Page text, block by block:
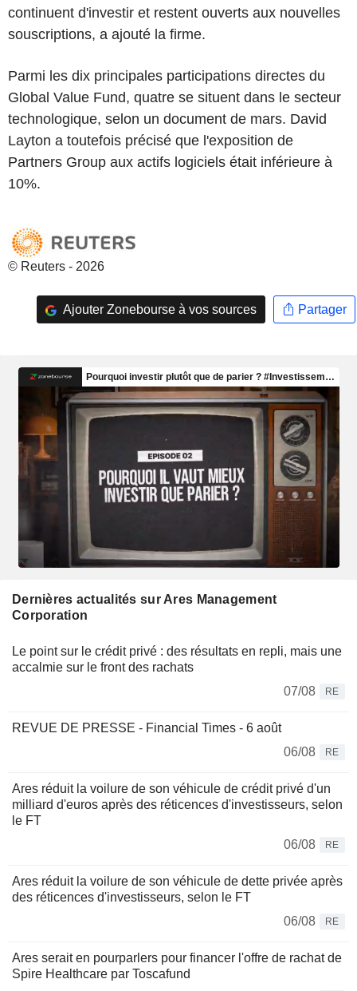
continuent d'investir et restent ouverts aux nouvelles
souscriptions, a ajouté la firme.
Parmi les dix principales participations directes du
Global Value Fund, quatre se situent dans le secteur
technologique, selon un document de mars. David
Layton a toutefois précisé que l'exposition de
Partners Group aux actifs logiciels était inférieure à
10%.
© Reuters - 2026
Ajouter Zonebourse à vos sources Partager
Dernières actualités sur Ares Management
Corporation
Le point sur le crédit privé : des résultats en repli, mais une
accalmie sur le front des rachats
07/08
RE
REVUE DE PRESSE - Financial Times - 6 août
06/08
RE
Ares réduit la voilure de son véhicule de crédit privé d'un
milliard d'euros après des réticences d'investisseurs, selon
le FT
06/08
RE
Ares réduit la voilure de son véhicule de dette privée après
des réticences d'investisseurs, selon le FT
06/08
RE
Ares serait en pourparlers pour financer l'offre de rachat de
Spire Healthcare par Toscafund